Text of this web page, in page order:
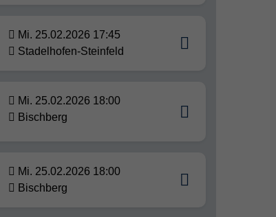
Mi. 25.02.2026 17:45
Stadelhofen-Steinfeld
Mi. 25.02.2026 18:00
Bischberg
Mi. 25.02.2026 18:00
Bischberg